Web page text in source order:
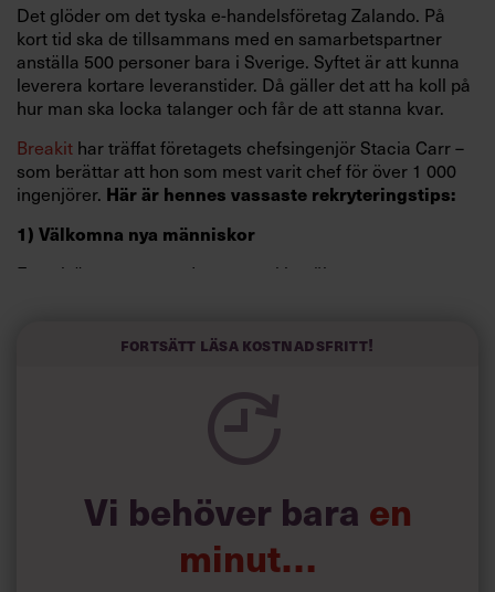
Det glöder om det tyska e-handelsföretag Zalando. På
kort tid ska de tillsammans med en samarbetspartner
anställa 500 personer bara i Sverige. Syftet är att kunna
leverera kortare leveranstider. Då gäller det att ha koll på
hur man ska locka talanger och får de att stanna kvar.
Breakit har träffat företagets chefsingenjör Stacia Carr –
som berättar att hon som mest varit chef för över 1 000
ingenjörer. Här är hennes vassaste rekryteringstips:
1) Välkomna nya människor
En sak är att nuvarande personal besöker stora event.
de bjuder in startups för att testa sina idéer på e-
Fortsätt läsa kostnadsfritt!
Vi behöver bara en
minut…